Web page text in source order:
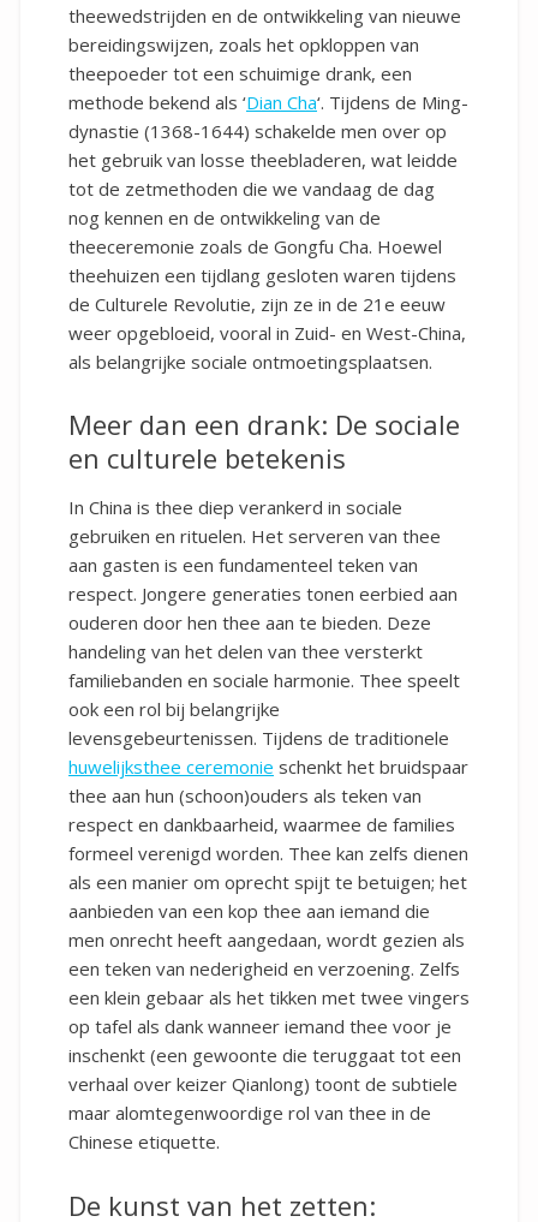
theewedstrijden en de ontwikkeling van nieuwe
bereidingswijzen, zoals het opkloppen van
theepoeder tot een schuimige drank, een
methode bekend als ‘Dian Cha‘. Tijdens de Ming-
dynastie (1368-1644) schakelde men over op
het gebruik van losse theebladeren, wat leidde
tot de zetmethoden die we vandaag de dag
nog kennen en de ontwikkeling van de
theeceremonie zoals de Gongfu Cha. Hoewel
theehuizen een tijdlang gesloten waren tijdens
de Culturele Revolutie, zijn ze in de 21e eeuw
weer opgebloeid, vooral in Zuid- en West-China,
als belangrijke sociale ontmoetingsplaatsen.
Meer dan een drank: De sociale
en culturele betekenis
In China is thee diep verankerd in sociale
gebruiken en rituelen. Het serveren van thee
aan gasten is een fundamenteel teken van
respect. Jongere generaties tonen eerbied aan
ouderen door hen thee aan te bieden. Deze
handeling van het delen van thee versterkt
familiebanden en sociale harmonie. Thee speelt
ook een rol bij belangrijke
levensgebeurtenissen. Tijdens de traditionele
huwelijksthee ceremonie schenkt het bruidspaar
thee aan hun (schoon)ouders als teken van
respect en dankbaarheid, waarmee de families
formeel verenigd worden. Thee kan zelfs dienen
als een manier om oprecht spijt te betuigen; het
aanbieden van een kop thee aan iemand die
men onrecht heeft aangedaan, wordt gezien als
een teken van nederigheid en verzoening. Zelfs
een klein gebaar als het tikken met twee vingers
op tafel als dank wanneer iemand thee voor je
inschenkt (een gewoonte die teruggaat tot een
verhaal over keizer Qianlong) toont de subtiele
maar alomtegenwoordige rol van thee in de
Chinese etiquette.
De kunst van het zetten: